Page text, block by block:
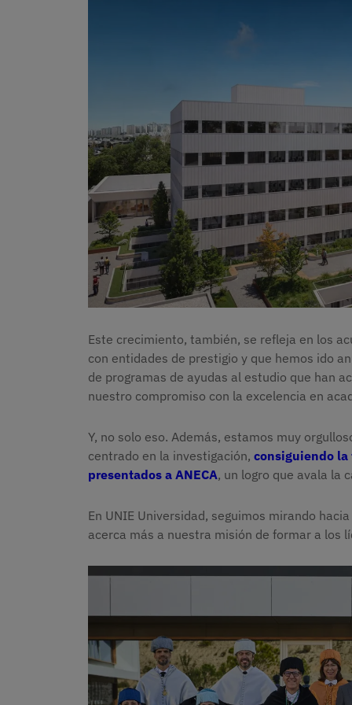
Este crecimiento, también, se refleja en los
con entidades de prestigio y que hemos ido
de programas de ayudas al estudio que han
nuestro compromiso con la excelencia en
Y, no solo eso. Además, estamos muy
centrado en la investigación, consiguiendo
presentados a ANECA, un logro que avala la
En UNIE Universidad, seguimos mirando
acerca más a nuestra misión de formar a los